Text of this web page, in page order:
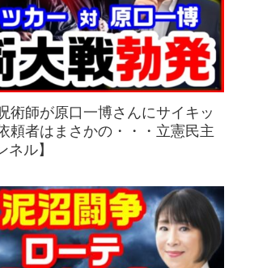
術師が原口一博さんにサイキッ
頼者はまさかの・・・立憲民主
ネル】